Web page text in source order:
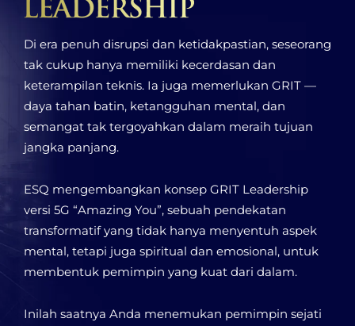
Di era penuh disrupsi dan ketidakpastian, seseorang
tak cukup hanya memiliki kecerdasan dan
keterampilan teknis. Ia juga memerlukan GRIT —
daya tahan batin, ketangguhan mental, dan
semangat tak tergoyahkan dalam meraih tujuan
jangka panjang.
ESQ mengembangkan konsep GRIT Leadership
versi 5G “Amazing You”, sebuah pendekatan
transformatif yang tidak hanya menyentuh aspek
mental, tetapi juga spiritual dan emosional, untuk
membentuk pemimpin yang kuat dari dalam.
Inilah saatnya Anda menemukan pemimpin sejati